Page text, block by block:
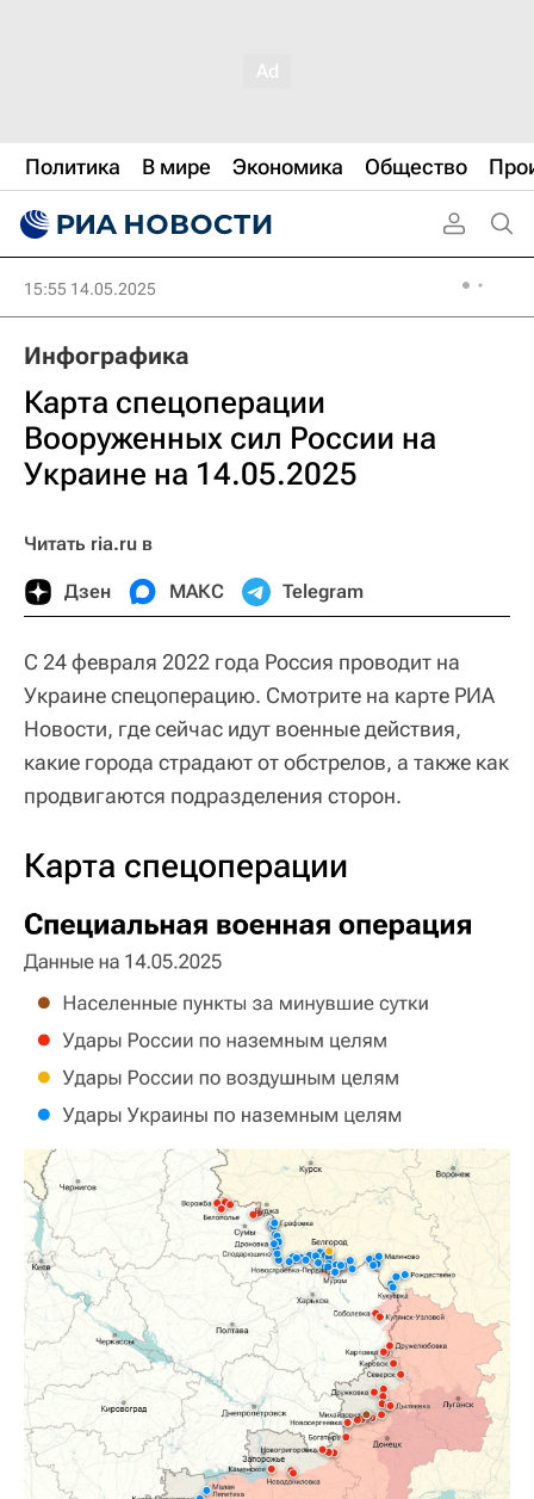
Политика В мире Экономика Общество
15:55 14.05.2025
Инфографика
Карта спецоперации
Вооруженных сил России на
Украине на 14.05.2025
Читать ria.ru в
Дзен МАКС Telegram
С 24 февраля 2022 года Россия проводит на
Украине спецоперацию. Смотрите на карте РИА
Новости, где сейчас идут военные действия,
какие города страдают от обстрелов, а также как
продвигаются подразделения сторон.
Карта спецоперации